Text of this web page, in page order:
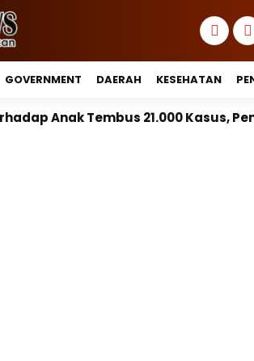
GOVERNMENT DAERAH KESEHATAN
Tembus 21.000 Kasus,